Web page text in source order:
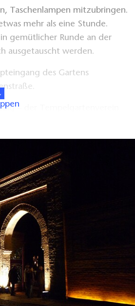
Taschenlampen mitzubringen.
mehr als eine Stunde.
gemütlicher Runde an der
ausgetauscht werden.
des Gartens
– der Tempelgartenverein